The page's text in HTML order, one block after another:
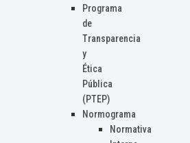
Programa
de
Transparencia
y
Ética
Pública
(PTEP)
Normograma
Normativa